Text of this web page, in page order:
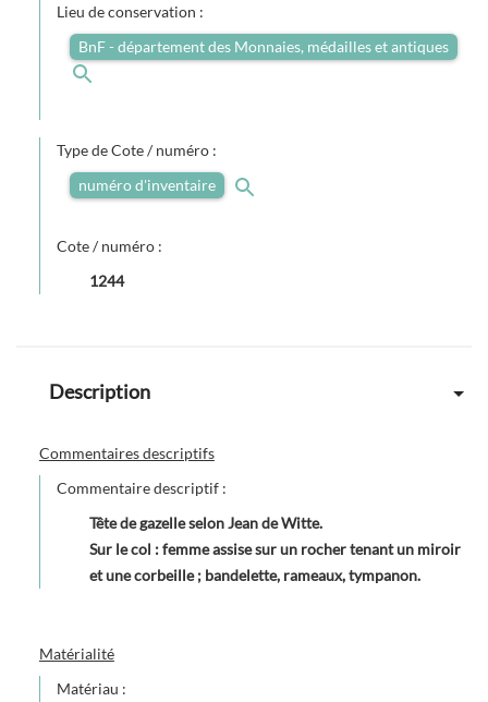
Lieu de conservation :
BnF - département des Monnaies, médailles et antiques
Type de Cote / numéro :
numéro d'inventaire
Cote / numéro :
1244
Description
Commentaires descriptifs
Commentaire descriptif :
Tête de gazelle selon Jean de Witte.
Sur le col : femme assise sur un rocher tenant un miroir
et une corbeille ; bandelette, rameaux, tympanon.
Matérialité
Matériau :